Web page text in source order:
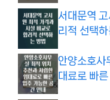
서대문역
리적 선택
안양소호사
대료로 빠